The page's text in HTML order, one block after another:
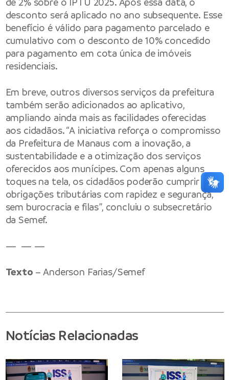
desconto será aplicado no ano subsequente. Esse
benefício é válido para pagamento parcelado e
cumulativo com o desconto de 10% concedido
para pagamento em cota única de imóveis
residenciais.
Em breve, outros diversos serviços da prefeitura
também serão adicionados ao aplicativo,
ampliando ainda mais as facilidades oferecidas
aos cidadãos. “A iniciativa reforça o compromisso
da Prefeitura de Manaus com a inovação, a
sustentabilidade e a otimização dos serviços
oferecidos aos munícipes. Com apenas alguns
toques na tela, os cidadãos poderão cumprir suas
obrigações tributárias com rapidez e segurança,
sem burocracia e filas”, concluiu o subsecretário
da Semef.
— — —
Texto – Anderson Farias/Semef
Notícias Relacionadas